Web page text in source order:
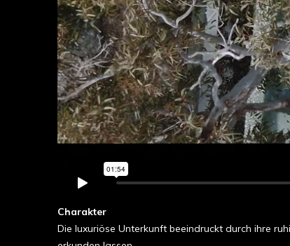
Charakter
Die luxuriöse Unterkunft beeindruckt durch ihre